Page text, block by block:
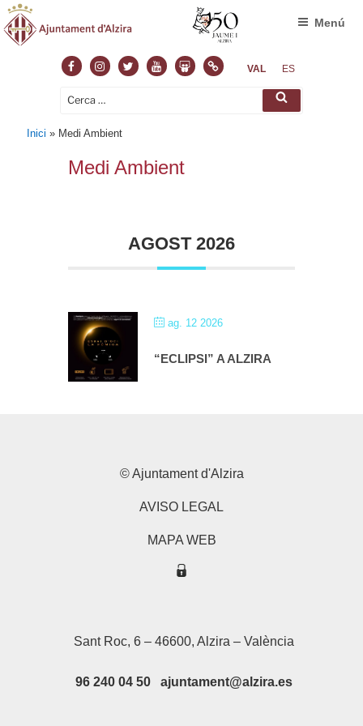
FacebookInstagram
TwitterYoutubeSlideshare
NormasVAL ES
Cerca: Cerca
Menú
Inici » Medi Ambient
Medi Ambient
AGOST 2026
ag. 12 2026
“ECLIPSI” A ALZIRA
© Ajuntament d'Alzira
AVISO LEGAL
MAPA WEB
Sant Roc, 6 – 46600, Alzira – València
96 240 04 50 ajuntament@alzira.es